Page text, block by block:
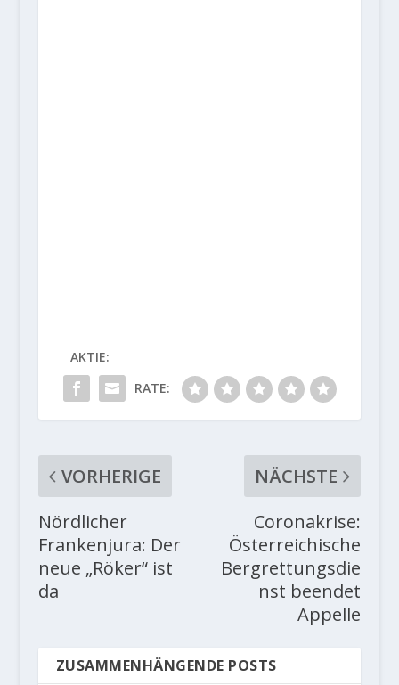
AKTIE:
RATE:
VORHERIGE
Nördlicher
Frankenjura: Der
neue „Röker“ ist
da
NÄCHSTE
Coronakrise:
Österreichische
Bergrettungsdie
nst beendet
Appelle
ZUSAMMENHÄNGENDE POSTS